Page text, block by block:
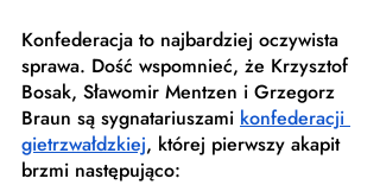
Konfederacja to najbardziej oczywista
sprawa. Dość wspomnieć, że Krzysztof
Bosak, Sławomir Mentzen i Grzegorz
Braun są sygnatariuszami konfederacji
gietrzwałdzkiej, której pierwszy akapit
brzmi następująco: